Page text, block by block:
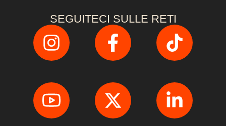
SEGUITECI SULLE RETI